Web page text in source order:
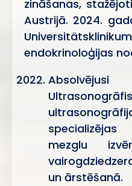
zināšanas,
Austrijā. 2024.
endokrinoloģijas
mezglu
un ārstēšanā.